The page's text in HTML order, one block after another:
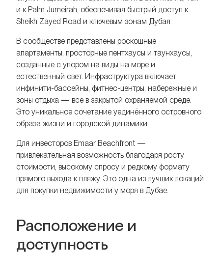
и к Palm Jumeirah, обеспечивая быстрый доступ к
Sheikh Zayed Road и ключевым зонам Дубая.
В сообществе представлены роскошные
апартаменты, просторные пентхаусы и таунхаусы,
созданные с упором на виды на море и
естественный свет. Инфраструктура включает
инфинити-бассейны, фитнес-центры, набережные и
зоны отдыха — всё в закрытой охраняемой среде.
Это уникальное сочетание уединённого островного
образа жизни и городской динамики.
Для инвесторов Emaar Beachfront —
привлекательная возможность благодаря росту
стоимости, высокому спросу и редкому формату
прямого выхода к пляжу. Это одна из лучших локаций
для покупки недвижимости у моря в Дубае.
Расположение и
доступность